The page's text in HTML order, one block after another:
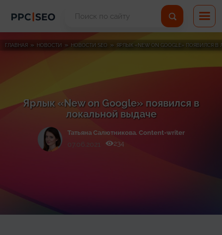
ГЛАВНАЯ » НОВОСТИ » НОВОСТИ SEO » ЯРЛЫК «NEW ON GOOGLE» ПОЯВИЛСЯ
Ярлык «New on Google» появился в
локальной выдаче
Татьяна Cалютникова. Content-writer
07.06.2021 234